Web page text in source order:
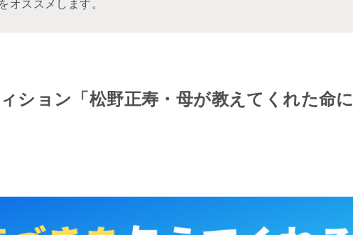
オススメします。
ション「松野正寿・母が教えてくれた命に